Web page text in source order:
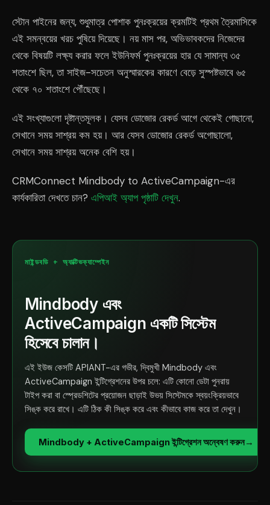
স্টোন পাইনের জন্য, শুধুমাত্র পোশাক পুনঃক্রয়ের ক্রমটিই প্রথম ত্রৈমাসিকে
এই সমন্বয়ের খরচ পুষিয়ে দিয়েছে। নয় মাস পর, অভিভাবকদের নিজেদের
থেকে বিষয়টি লক্ষ্য করার ফলে ইউনিফর্ম পুনঃক্রয়ের হার যে সামান্য ৩৫
শতাংশে ছিল, তা সাইজ-সচেতন অনুস্মারকের কারণে বেড়ে সুস্পষ্টভাবে ৬৫
থেকে ৭০ শতাংশে পৌঁছেছে।
এই সংখ্যাগুলো দৃষ্টান্তমূলক। যেসব ডোজোর রেকর্ড আগে থেকেই গোছানো,
সেখানে সময় সাশ্রয় কম হয়। আর যেসব ডোজোর রেকর্ড অগোছালো,
সেখানে সময় সাশ্রয় অনেক বেশি হয়।
CRMConnect Mindbody to ActiveCampaign-এর
কার্যকারিতা দেখতে চান? এপিআই অ্যাপ পৃষ্ঠাটি দেখুন.
মাইন্ডবডি + অ্যাক্টিভক্যাম্পেইন
Mindbody এবং
ActiveCampaign একটি সিস্টেম
হিসেবে চালান।
এই ইউজ কেসটি APIANT-এর গভীর, দ্বিমুখী Mindbody এবং
ActiveCampaign ইন্টিগ্রেশনের উপর চলে: এটি কোনো ডেটা পুনরায়
টাইপ করা বা স্প্রেডশিটের প্রয়োজন ছাড়াই উভয় সিস্টেমকে স্বয়ংক্রিয়ভাবে
সিঙ্ক করে রাখে। এটি ঠিক কী সিঙ্ক করে এবং কীভাবে কাজ করে তা দেখুন।
Mindbody + ActiveCampaign ইন্টিগ্রেশন অন্বেষণ করুন→